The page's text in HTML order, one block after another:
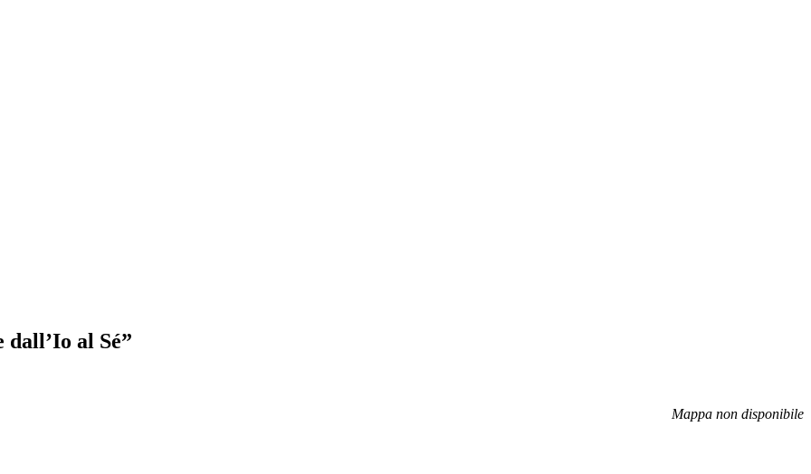
al Sé”
Mappa non disponibile